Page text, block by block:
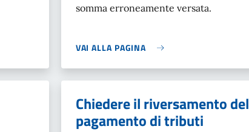
somma erroneamente versata.
VAI ALLA PAGINA
Chiedere il riversamento del
pagamento di tributi